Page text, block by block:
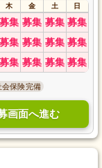
木 金 土 日
募集 募集 募集 募集
募集 募集 募集 募集
募集 募集 募集 募集
会保険完備
画面へ進む